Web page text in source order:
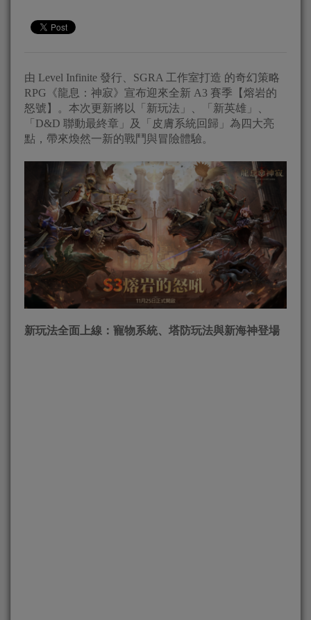
由 Level Infinite 發行、SGRA 工作室打造 的奇幻策略
RPG《龍息：神寂》宣布迎來全新 A3 賽季【熔岩的
怒號】。本次更新將以「新玩法」、「新英雄」、
「D&D 聯動最終章」及「皮膚系統回歸」為四大亮
點，帶來煥然一新的戰鬥與冒險體驗。
新玩法全面上線：寵物系統、塔防玩法與新海神登場